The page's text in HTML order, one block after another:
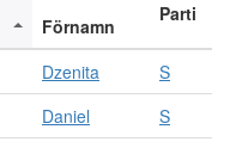
Förnamn
Parti
Dzenita
S
Daniel
S